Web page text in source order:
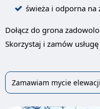
świeża i odporna na
Dołącz do grona
Skorzystaj i zamów
Zamawiam mycie elewacji